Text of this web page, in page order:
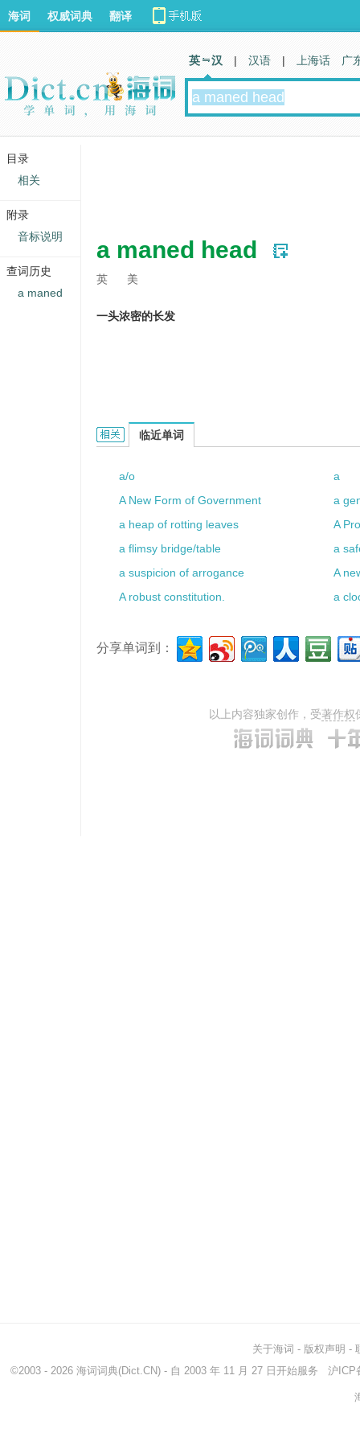
a maned head
英 美
一头浓密的长发
a maned head的相关资料：
临近单词
a/o
a
A New Form of Government
a
a heap of rotting leaves
A
a flimsy bridge/table
a
a suspicion of arrogance
A
A robust constitution.
a
分享单词到：
以上内容独家创作，受著作权
海词 权威词典 翻译
英 汉 | 汉语 | 上海话 广
关于海词 - 版权声明 -
©2003 - 2026 海词词典(Dict.CN) - 自 2003 年 11 月 27 日开始服务 沪ICP
目录
相关
附录
音标说明
查词历史
a maned